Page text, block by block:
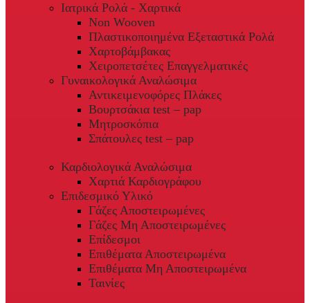
Ιατρικά Ρολά - Χαρτικά
Non Wooven
Πλαστικοποιημένα Εξεταστικά Ρολά
Χαρτοβάμβακας
Χειροπετσέτες Επαγγελματικές
Γυναικολογικά Αναλώσιμα
Αντικειμενοφόρες Πλάκες
Βουρτσάκια test – pap
Μητροσκόπια
Σπάτουλες test – pap
Καρδιολογικά Αναλώσιμα
Χαρτιά Καρδιογράφου
Επιδεσμικό Υλικό
Γάζες Αποστειρωμένες
Γάζες Μη Αποστειρωμένες
Επίδεσμοι
Επιθέματα Αποστειρωμένα
Επιθέματα Μη Αποστειρωμένα
Ταινίες